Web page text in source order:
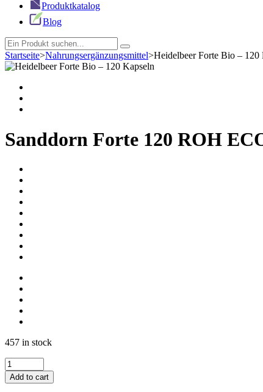
Produktkatalog
Blog
Startseite>Nahrungsergänzungsmittel>Heidelbeer Forte Bio – 120
Sanddorn Forte 120 ROH
457 in stock
Heidelbeer
Forte
Bio
Add to cart